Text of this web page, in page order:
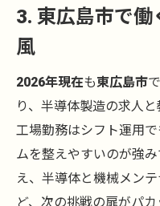
3. 東広島市で
風
2026年現在も東広島市
り、半導体製造の求人と
工場勤務はシフト運用
ムを整えやすいのが強
え、半導体と機械メン
ど、次の挑戦の扉がパカ